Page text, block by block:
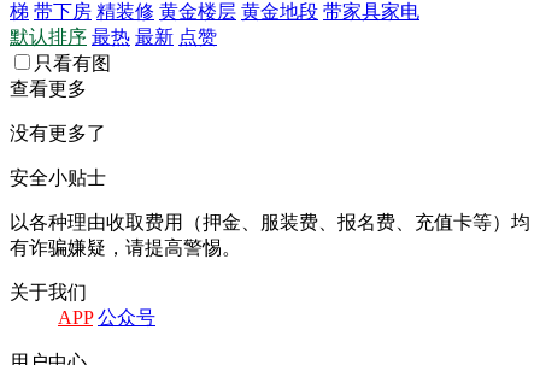
梯 带下房 精装修 黄金楼层 黄金地段 带家具家电
默认排序 最热 最新 点赞
只看有图
查看更多
没有更多了
安全小贴士
以各种理由收取费⽤（押⾦、服装费、报名费、充值卡等）均
有诈骗嫌疑，请提⾼警惕。
关于我们
APP 公众号